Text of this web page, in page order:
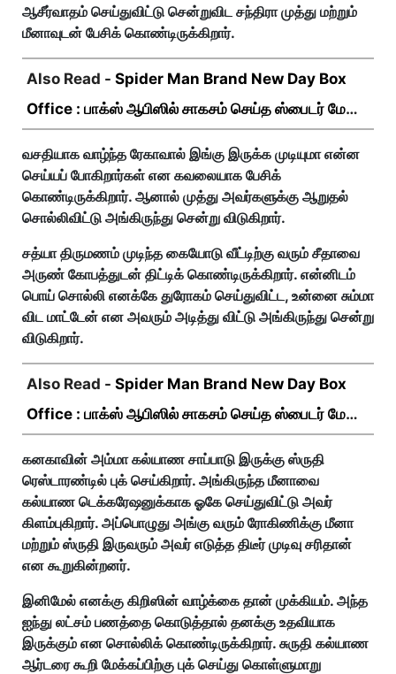
ஆசீர்வாதம் செய்துவிட்டு சென்றுவிட சந்திரா முத்து மற்றும்
மீனாவுடன் பேசிக் கொண்டிருக்கிறார்.
Also Read - Spider Man Brand New Day Box
Office : பாக்ஸ் ஆபிஸில் சாகசம் செய்த ஸ்பைடர் மேன்
வசதியாக வாழ்ந்த ரேகாவால் இங்கு இருக்க முடியுமா என்ன
செய்யப் போகிறார்கள் என கவலையாக பேசிக்
கொண்டிருக்கிறார். ஆனால் முத்து அவர்களுக்கு ஆறுதல்
சொல்லிவிட்டு அங்கிருந்து சென்று விடுகிறார்.
சத்யா திருமணம் முடிந்த கையோடு வீட்டிற்கு வரும் சீதாவை
அருண் கோபத்துடன் திட்டிக் கொண்டிருக்கிறார். என்னிடம்
பொய் சொல்லி எனக்கே துரோகம் செய்துவிட்ட, உன்னை சும்மா
விட மாட்டேன் என அவரும் அடித்து விட்டு அங்கிருந்து சென்று
விடுகிறார்.
Also Read - Spider Man Brand New Day Box
Office : பாக்ஸ் ஆபிஸில் சாகசம் செய்த ஸ்பைடர் மேன்
கனகாவின் அம்மா கல்யாண சாப்பாடு இருக்கு ஸ்ருதி
ரெஸ்டாரண்டில் புக் செய்கிறார். அங்கிருந்த மீனாவை
கல்யாண டெக்கரேஷனுக்காக ஓகே செய்துவிட்டு அவர்
கிளம்புகிறார். அப்பொழுது அங்கு வரும் ரோகிணிக்கு மீனா
மற்றும் ஸ்ருதி இருவரும் அவர் எடுத்த திடீர் முடிவு சரிதான்
என கூறுகின்றனர்.
இனிமேல் எனக்கு கிறிஸின் வாழ்க்கை தான் முக்கியம். அந்த
ஐந்து லட்சம் பணத்தை கொடுத்தால் தனக்கு உதவியாக
இருக்கும் என சொல்லிக் கொண்டிருக்கிறார். சுருதி கல்யாண
ஆர்டரை கூறி மேக்கப்பிற்கு புக் செய்து கொள்ளுமாறு